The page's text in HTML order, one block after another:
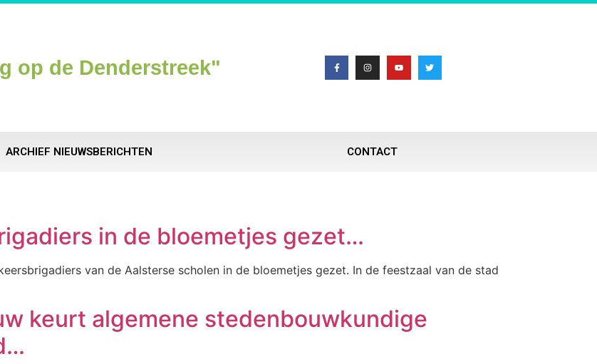
op de Denderstreek"
ARCHIEF NIEUWSBERICHTEN CONTACT
in de bloemetjes gezet…
van de Aalsterse scholen in de bloemetjes gezet. In de feestzaal van de stad
keurt algemene stedenbouwkundige